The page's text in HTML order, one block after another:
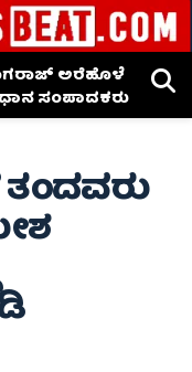
ಅರೆಹೊಳೆ
ಸಂಪಾದಕರು
ತಂದವರು